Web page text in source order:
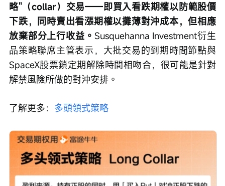
略"（collar）交易——即買入看跌期權以防範股價
下跌，同時賣出看漲期權以攤薄對沖成本，但相應
放棄部分上行收益。 Susquehanna Investment衍生
品策略聯席主管表示，大批交易的到期時間節點與
SpaceX股票鎖定期解除時間相吻合，很可能是針對
解禁風險所做的對沖安排。
了解更多： 多頭領式策略